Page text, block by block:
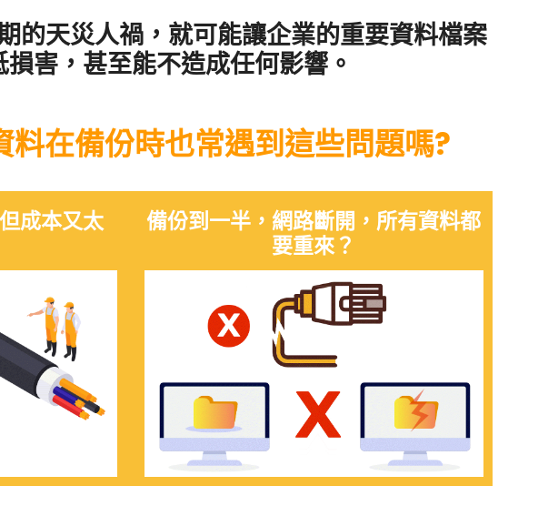
的天災人禍，就可能讓企業的重要資料檔案
害，甚至能不造成任何影響。
在備份時也常遇到這些問題嗎?
成本又太
備份到一半，網路斷開，所有資料都
要重來？